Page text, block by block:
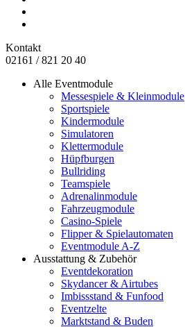
Kontakt
02161 / 821 20 40
Alle Eventmodule
Messespiele & Kleinmodule
Sportspiele
Kindermodule
Simulatoren
Klettermodule
Hüpfburgen
Bullriding
Teamspiele
Adrenalinmodule
Fahrzeugmodule
Casino-Spiele
Flipper & Spielautomaten
Eventmodule A-Z
Ausstattung & Zubehör
Eventdekoration
Skydancer & Airtubes
Imbissstand & Funfood
Eventzelte
Marktstand & Buden